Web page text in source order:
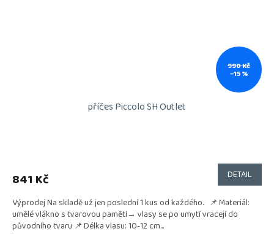
990 Kč
–15 %
příčes Piccolo SH Outlet
841 Kč DETAIL
Výprodej Na skladě už jen poslední 1 kus od každého. 📌 Materiál:
umělé vlákno s tvarovou pamětí→ vlasy se po umytí vracejí do
původního tvaru 📌 Délka vlasu: 10-12 cm...